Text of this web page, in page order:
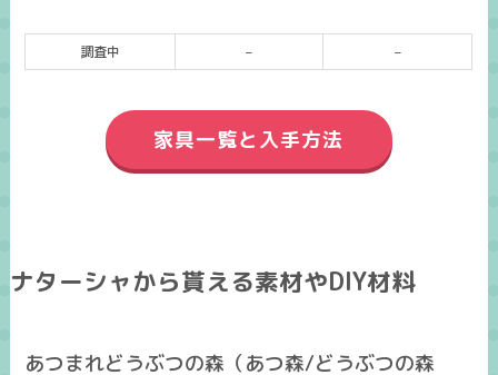
調査中 – –
家具一覧と入手方法
ナターシャから貰える素材やDIY材料
あつまれどうぶつの森（あつ森/どうぶつの森